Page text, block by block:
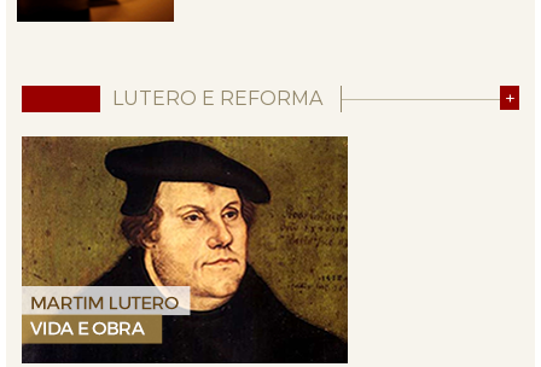
LUTERO E REFORMA +